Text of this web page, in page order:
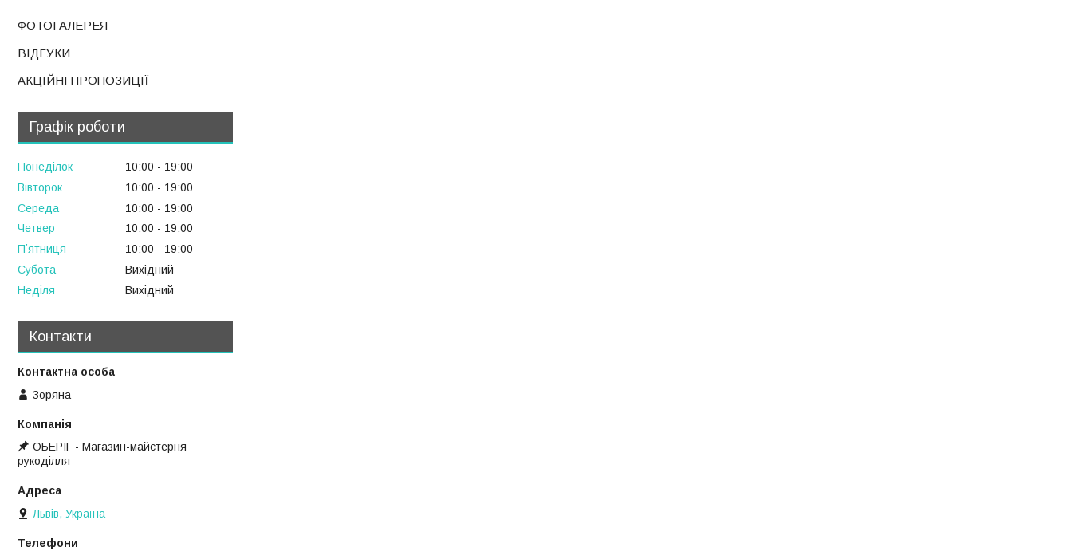
ФОТОГАЛЕРЕЯ
ВІДГУКИ
АКЦІЙНІ ПРОПОЗИЦІЇ
Графік роботи
Понеділок 10:00
19:00
Вівторок
10:00
19:00
Середа
10:00
19:00
Четвер
10:00
19:00
Пʼятниця
10:00
19:00
Субота
Вихідний
Неділя
Вихідний
Контакти
Зоряна
ОБЕРІГ - Магазин-майстерня
рукоділля
Львів, Україна